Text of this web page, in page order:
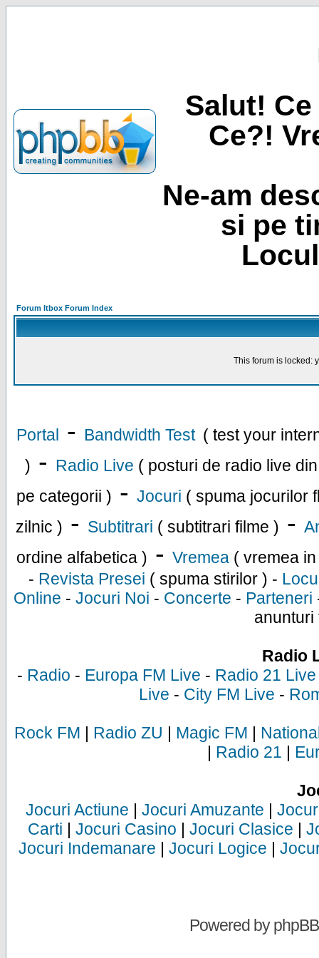
Salut!
Ce?!
Ne-am
si pe
Forum Itbox Forum Index
This forum is locked:
Portal - Bandwidth Test ( test your
) - Radio Live ( posturi de radio live
pe categorii ) - Jocuri ( spuma jocurilor
zilnic ) - Subtitrari ( subtitrari filme ) -
ordine alfabetica ) - Vremea ( vremea
- Revista Presei ( spuma stirilor ) -
Online - Jocuri Noi - Concerte - Parteneri
anunturi
Radio
- Radio - Europa FM Live - Radio 21 Live
Live - City FM Live -
Rock FM | Radio ZU | Magic FM |
| Radio 21 |
Jocuri Actiune | Jocuri Amuzante |
Carti | Jocuri Casino | Jocuri Clasice |
Jocuri Indemanare | Jocuri Logice |
Powered byphpBB